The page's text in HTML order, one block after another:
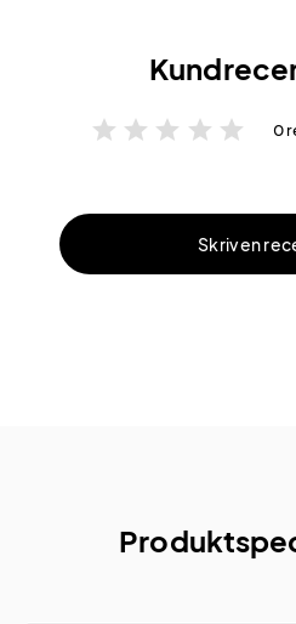
star star star star star 0
Skriv en